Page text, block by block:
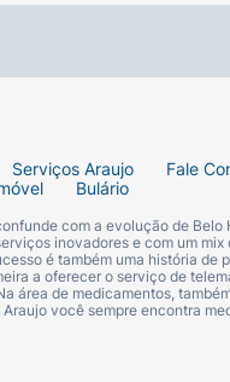
Serviços Araujo
Fale
Bulário
com a evolução de Belo
inovadores e com um mix
é também uma história de
a oferecer o serviço de
área de medicamentos,
você sempre encontra